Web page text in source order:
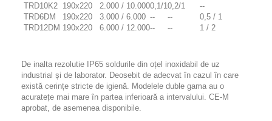
TRD10K2 190x220 2.000 / 10.0000,1/10,2/1
--
TRD6DM
190x220 3.000 / 6.000 -- --
0,5 / 1
TRD12DM 190x220 6.000 / 12.000-- -- 1 / 2
De inalta rezolutie IP65 soldurile din oțel inoxidabil de uz
industrial și de laborator. Deosebit de adecvat în cazul în care
există cerințe stricte de igienă. Modelele duble gama au o
acuratețe mai mare în partea inferioară a intervalului. CE-M
aprobat, de asemenea disponibile.